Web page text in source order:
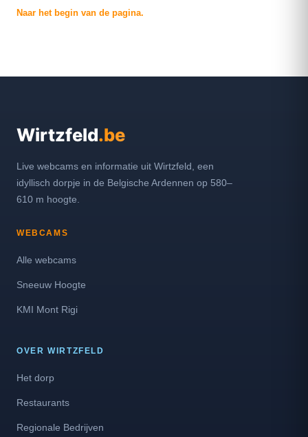
Naar het begin van de pagina.
Wirtzfeld.be
Live webcams en informatie uit Wirtzfeld, een
idyllisch dorpje in de Belgische Ardennen op 580–
610 m hoogte.
WEBCAMS
Alle webcams
Sneeuw Hoogte
KMI Mont Rigi
OVER WIRTZFELD
Het dorp
Restaurants
Regionale Bedrijven